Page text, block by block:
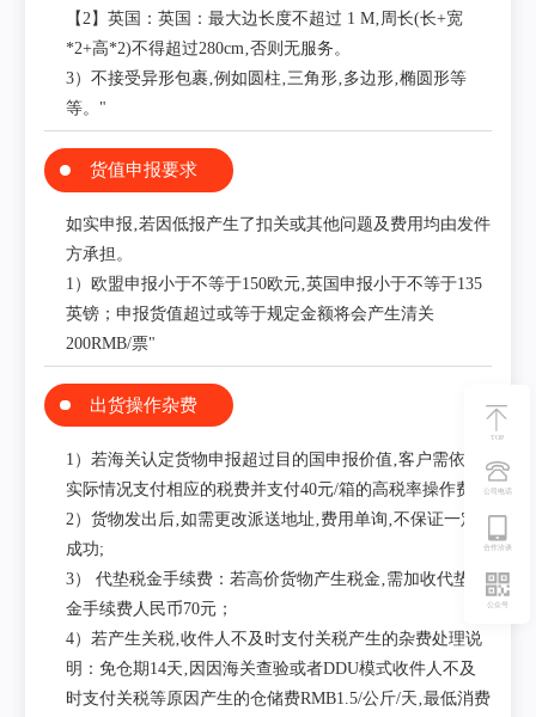
TOP
公司电话
合作洽谈
公众号
【2】英国：英国：最大边长度不超过 1 M‚周长(长+宽
*2+高*2)不得超过280cm‚否则无服务。
3）不接受异形包裹‚例如圆柱‚三角形‚多边形‚椭圆形等
等。"
货值申报要求
如实申报‚若因低报产生了扣关或其他问题及费用均由发件
方承担。
1）欧盟申报小于不等于150欧元‚英国申报小于不等于135
英镑；申报货值超过或等于规定金额将会产生清关
200RMB/票"
出货操作杂费
1）若海关认定货物申报超过目的国申报价值‚客户需依据
实际情况支付相应的税费并支付40元/箱的高税率操作费。
2）货物发出后‚如需更改派送地址‚费用单询‚不保证一定
成功;
3） 代垫税金手续费：若高价货物产生税金‚需加收代垫税
金手续费人民币70元；
4）若产生关税‚收件人不及时支付关税产生的杂费处理说
明：免仓期14天‚因因海关查验或者DDU模式收件人不及
时支付关税等原因产生的仓储费RMB1.5/公斤/天‚最低消费